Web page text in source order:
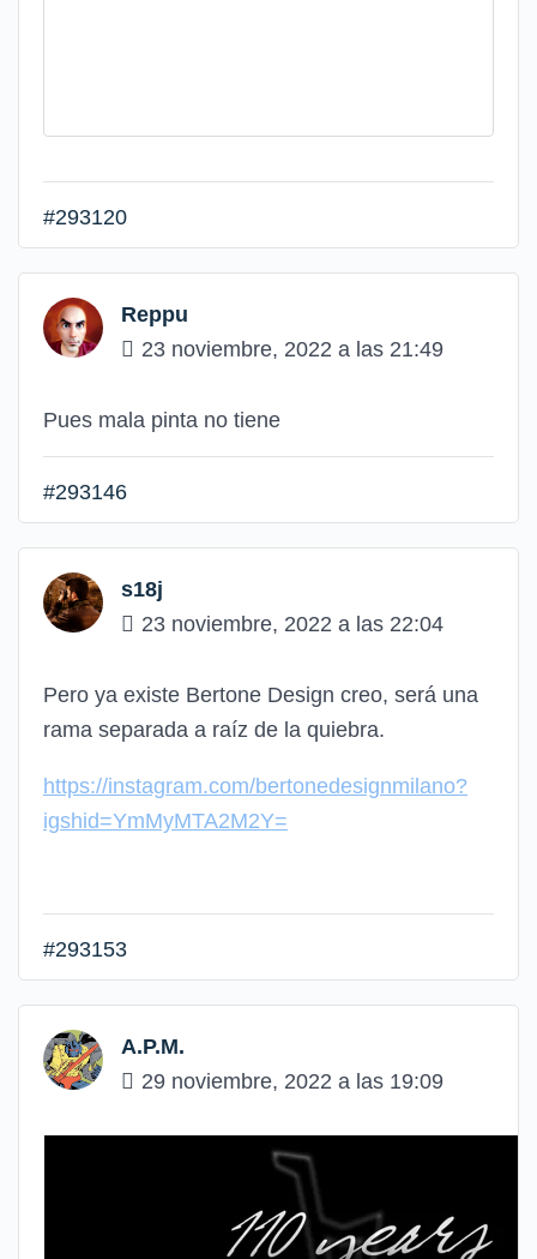
#293120
Reppu
23 noviembre, 2022 a las 21:49
Pues mala pinta no tiene
#293146
s18j
23 noviembre, 2022 a las 22:04
Pero ya existe Bertone Design creo, será una
rama separada a raíz de la quiebra.
https://instagram.com/bertonedesignmilano?
igshid=YmMyMTA2M2Y=
#293153
A.P.M.
29 noviembre, 2022 a las 19:09